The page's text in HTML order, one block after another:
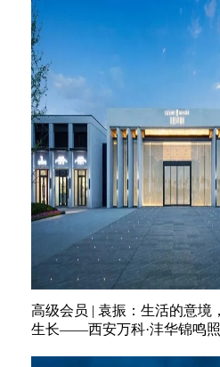
高级会员 | 袁振：生活的意境
生长——西安万科·沣华锦鸣